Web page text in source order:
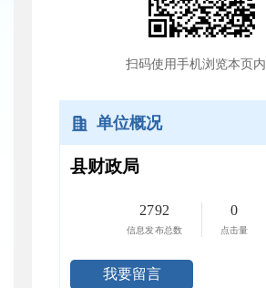
扫码使用手机浏览本页
单位概况
县财政局
2792
信息发布总数
0
点击量
我要留言